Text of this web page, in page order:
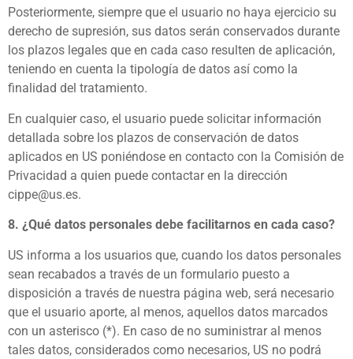
Posteriormente, siempre que el usuario no haya ejercicio su
derecho de supresión, sus datos serán conservados durante
los plazos legales que en cada caso resulten de aplicación,
teniendo en cuenta la tipología de datos así como la
finalidad del tratamiento.
En cualquier caso, el usuario puede solicitar información
detallada sobre los plazos de conservación de datos
aplicados en US poniéndose en contacto con la Comisión de
Privacidad a quien puede contactar en la dirección
cippe@us.es.
8. ¿Qué datos personales debe facilitarnos en cada caso?
US informa a los usuarios que, cuando los datos personales
sean recabados a través de un formulario puesto a
disposición a través de nuestra página web, será necesario
que el usuario aporte, al menos, aquellos datos marcados
con un asterisco (*). En caso de no suministrar al menos
tales datos, considerados como necesarios, US no podrá